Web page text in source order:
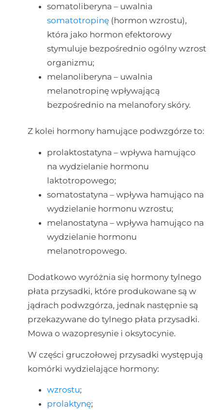
somatoliberyna – uwalnia
somatotropinę(hormon wzrostu),
która jako hormon efektorowy
stymuluje bezpośrednio ogólny wzrost
organizmu;
melanoliberyna – uwalnia
melanotropinę wpływającą
bezpośrednio na melanofory skóry.
Z kolei hormony hamujące podwzgórze to:
prolaktostatyna – wpływa hamująco
na wydzielanie hormonu
laktotropowego;
somatostatyna – wpływa hamująco na
wydzielanie hormonu wzrostu;
melanostatyna – wpływa hamująco na
wydzielanie hormonu
melanotropowego.
Dodatkowo wyróżnia się hormony tylnego
płata przysadki, które produkowane są w
jądrach podwzgórza, jednak następnie są
przekazywane do tylnego płata przysadki.
Mowa o wazopresynie i oksytocynie.
W części gruczołowej przysadki występują
komórki wydzielające hormony:
wzrostu;
prolaktynę;